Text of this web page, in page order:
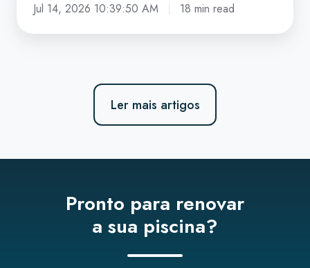
Jul 14, 2026 10:39:50 AM 18 min read
Ler mais artigos
Pronto para renovar
a sua piscina?